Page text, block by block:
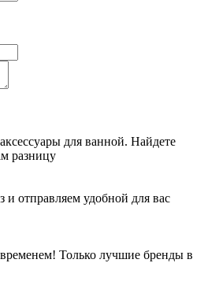
для ванной. Найдете
разницу
и отправляем удобной для вас
Только лучшие бренды в